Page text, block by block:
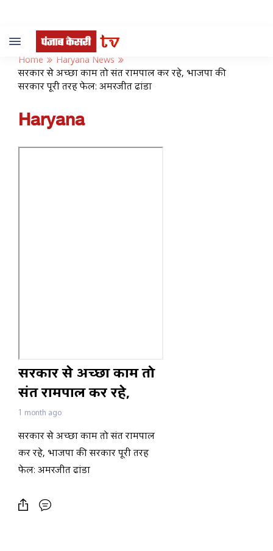
Toggle
navigation
Home
Haryana News
सरकार से अच्छा काम तो संत रामपाल कर रहे, भाजपा की
सरकार पूरी तरह फेलः अमरजीत ढांडा
Haryana
सरकार से अच्छा काम तो
संत रामपाल कर रहे,
भाजपा की सरकार पूरी
तरह फेलः अमरजीत ढांडा
1 month ago
सरकार से अच्छा काम तो संत रामपाल
कर रहे, भाजपा की सरकार पूरी तरह
फेलः अमरजीत ढांडा